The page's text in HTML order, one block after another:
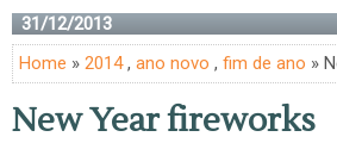
31/12/2013
Home » 2014, ano novo , fim de ano »
New Year fireworks